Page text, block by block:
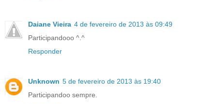
Daiane Vieira 4 de fevereiro de 2013 às 09:49
Participandooo ^.^
Responder
Unknown 5 de fevereiro de 2013 às 19:40
Participandoo sempre.